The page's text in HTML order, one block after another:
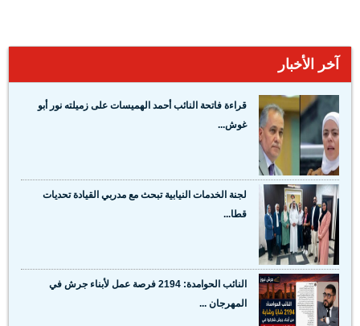
آخر الأخبار
قراءة فاتحة النائب أحمد الهميسات على زميلته نور أبو
غوش...
لجنة الخدمات النيابية تبحث مع مدربي القيادة تحديات
قطا...
النائب الحوامدة: 2194 فرصة عمل لأبناء جرش في
المهرجان ...